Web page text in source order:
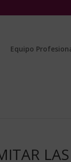
Equipo
LAS